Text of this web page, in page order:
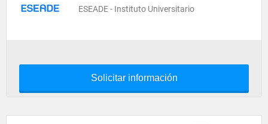
ESEADE - Instituto Universitario
Solicitar información